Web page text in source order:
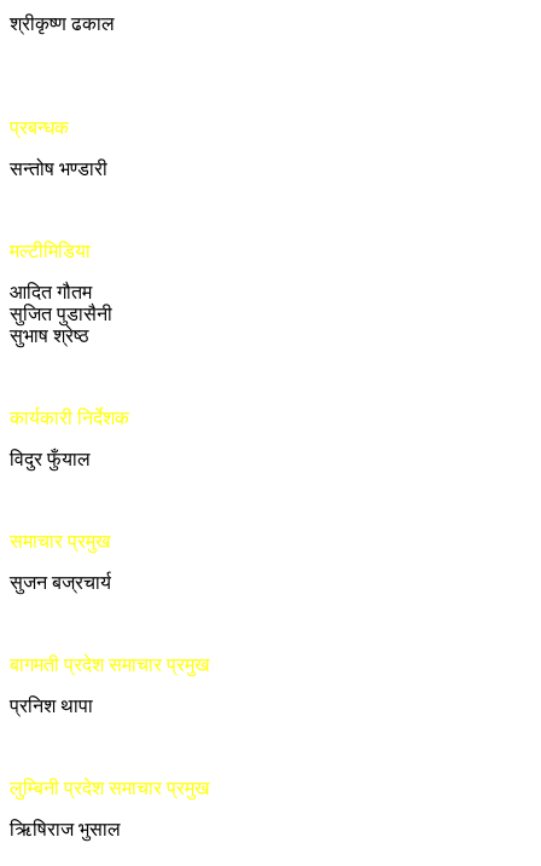
श्रीकृष्ण ढकाल
प्रबन्धक
सन्तोष भण्डारी
मल्टीमिडिया
आदित गौतम
सुजित पुडासैनी
सुभाष श्रेष्ठ
कार्यकारी निर्देशक
विदुर फुँयाल
समाचार प्रमुख
सुजन बज्रचार्य
बागमती प्रदेश समाचार प्रमुख
प्रनिश थापा
लुम्बिनी प्रदेश समाचार प्रमुख
ऋिषिराज भुसाल